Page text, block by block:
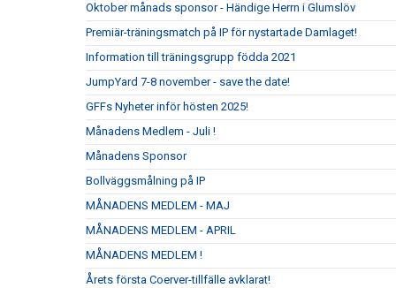
Oktober månads sponsor - Händige Herrn i Glumslöv
Premiär-träningsmatch på IP för nystartade Damlaget!
Information till träningsgrupp födda 2021
JumpYard 7-8 november - save the date!
GFFs Nyheter inför hösten 2025!
Månadens Medlem - Juli !
Månadens Sponsor
Bollväggsmålning på IP
MÅNADENS MEDLEM - MAJ
MÅNADENS MEDLEM - APRIL
MÅNADENS MEDLEM !
Årets första Coerver-tillfälle avklarat!